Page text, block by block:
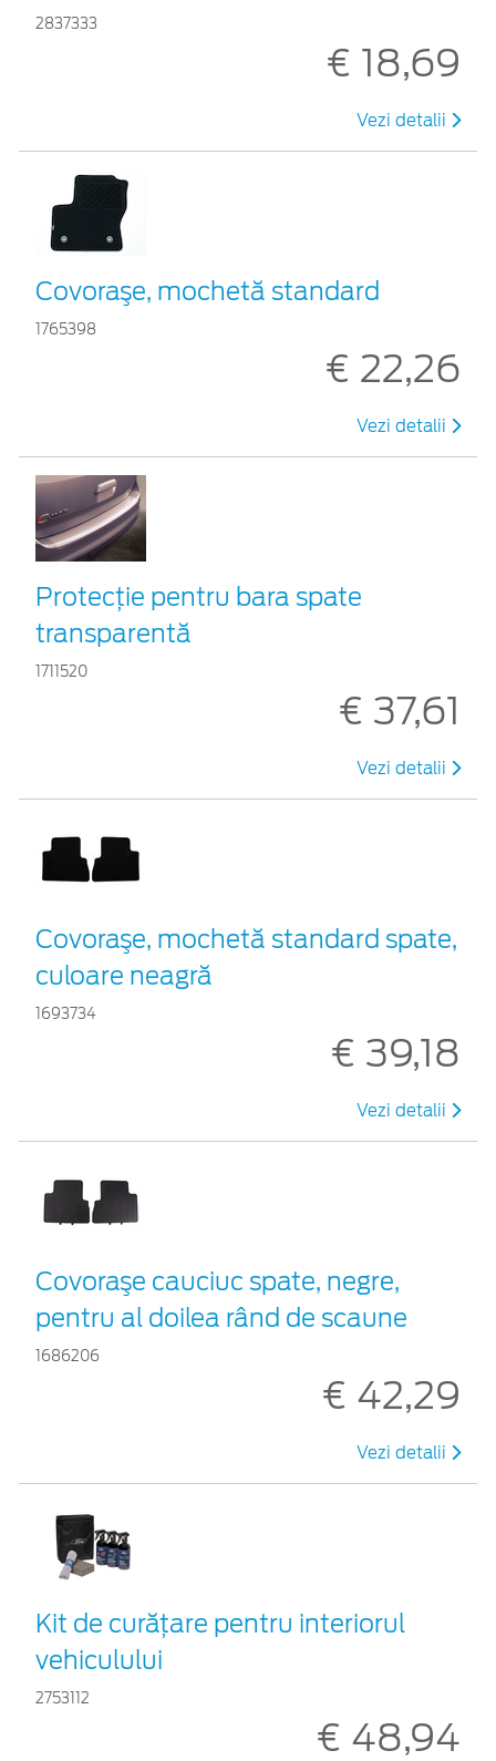
2837333
€ 18,69
Vezi detalii
Covoraşe, mochetă standard
1765398
€ 22,26
Vezi detalii
Protecţie pentru bara spate
transparentă
1711520
€ 37,61
Vezi detalii
Covoraşe, mochetă standard spate,
culoare neagră
1693734
€ 39,18
Vezi detalii
Covoraşe cauciuc spate, negre,
pentru al doilea rând de scaune
1686206
€ 42,29
Vezi detalii
Kit de curățare pentru interiorul
vehiculului
2753112
€ 48,94